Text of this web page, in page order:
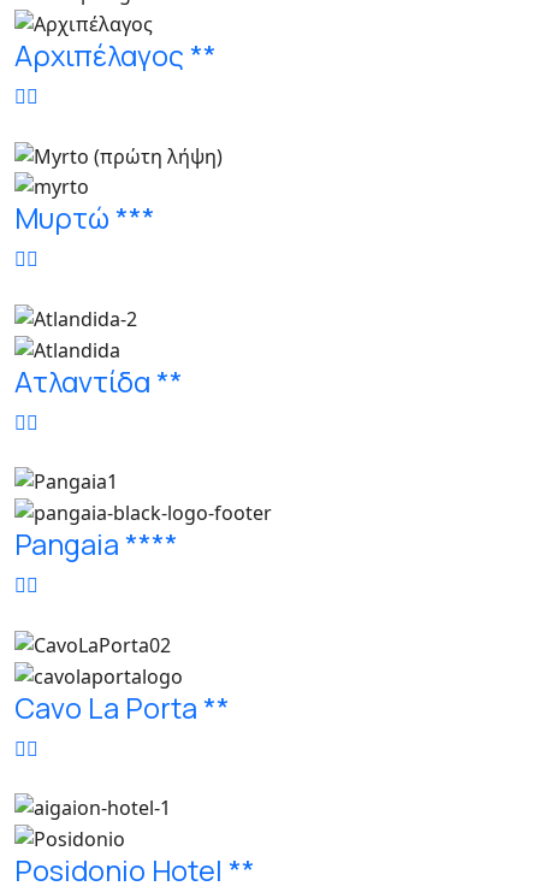
Αρχιπέλαγος **
Μυρτώ ***
Ατλαντίδα **
Pangaia ****
Cavo La Porta **
Posidonio Hotel **